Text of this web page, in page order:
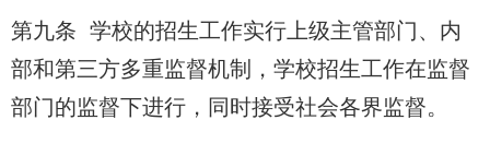
第九条 学校的招生工作实行上级主管部门、内
部和第三方多重监督机制，学校招生工作在监督
部门的监督下进行，同时接受社会各界监督。